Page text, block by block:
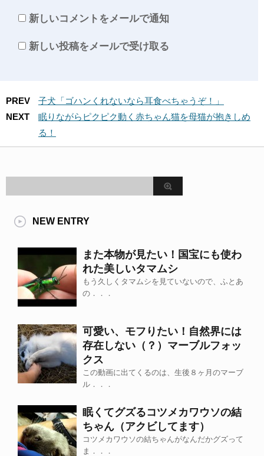
新しいコメントをメールで通知
新しい投稿をメールで受け取る
PREV
子犬「ゴハンくれないなら耳食べちゃうぞ！」
NEXT
眠りながらピクピク動く赤ちゃん猫を母猫が抱きしめ
る！
NEW ENTRY
また本物が見たい！国宝にも使わ
れた美しいタマムシ
もう久しくタマムシを見ていないので、ふとあ
の．．．
可愛い、モフりたい！自然界には
存在しない（？）マーブルフォッ
クス
この動画に出てくるのは、生後８ヶ月のマーブ
ル．．．
眠くてグズるコツメカワウソの結
ちゃん（アクビしてます）
コツメカワウソの結ちゃんがなんだかグズって
ま．．．